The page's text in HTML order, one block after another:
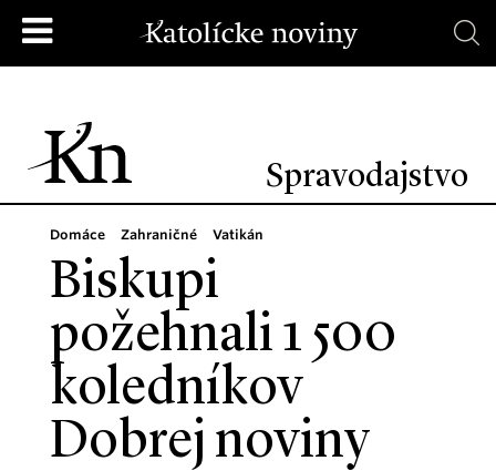
Spravodajstvo
Domáce Zahraničné Vatikán
Biskupi
požehnali 1 500
koledníkov
Dobrej noviny